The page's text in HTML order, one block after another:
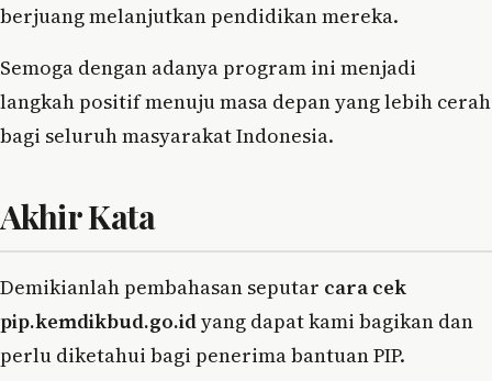
berjuang melanjutkan pendidikan mereka.
Semoga dengan adanya program ini menjadi
langkah positif menuju masa depan yang lebih cerah
bagi seluruh masyarakat Indonesia.
Akhir Kata
Demikianlah pembahasan seputar cara cek
pip.kemdikbud.go.idyang dapat kami bagikan dan
perlu diketahui bagi penerima bantuan PIP.